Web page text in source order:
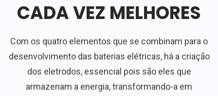
CADA VEZ MELHORES
Com os quatro elementos que se combinam para o
desenvolvimento das baterias elétricas, há a criação
dos eletrodos, essencial pois são eles que
armazenam a energia, transformando-a em